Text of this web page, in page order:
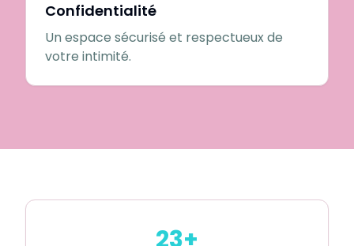
Confidentialité
Un espace sécurisé et respectueux de
votre intimité.